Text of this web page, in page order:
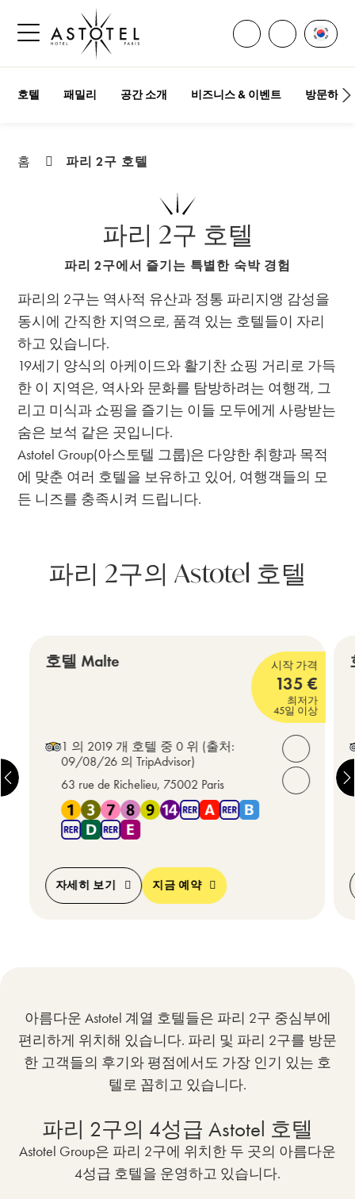
사이드바 메뉴 열기
모든 연락처 열기
전화주세요
언어
호텔 패밀리 공간 소개 비즈니스 & 이벤트 방문하기
홈 파리 2구 호텔
파리 2구 호텔
파리 2구에서 즐기는 특별한 숙박 경험
파리의 2구는 역사적 유산과 정통 파리지앵 감성을
동시에 간직한 지역으로, 품격 있는 호텔들이 자리
하고 있습니다.
19세기 양식의 아케이드와 활기찬 쇼핑 거리로 가득
한 이 지역은, 역사와 문화를 탐방하려는 여행객, 그
리고 미식과 쇼핑을 즐기는 이들 모두에게 사랑받는
숨은 보석 같은 곳입니다.
Astotel Group(아스토텔 그룹)은 다양한 취향과 목적
에 맞춘 여러 호텔을 보유하고 있어, 여행객들의 모
든 니즈를 충족시켜 드립니다.
파리 2구의 Astotel 호텔
호텔 Malte 시작 가격
135 €
최저가
45일 이상
1 의 2019 개 호텔 중 0 위 (출처:
09/08/26 의 TripAdvisor)
63 rue de Richelieu, 75002 Paris
지하철 1 , 지하철 3 , 지하철 7 , 지하철 8 , 지하철 9 , 지
연락처 열
전화해
자세히 보기 지금 예약
아름다운 Astotel 계열 호텔들은 파리 2구 중심부에
편리하게 위치해 있습니다. 파리 및 파리 2구를 방문
한 고객들의 후기와 평점에서도 가장 인기 있는 호
텔로 꼽히고 있습니다.
파리 2구의 4성급 Astotel 호텔
Astotel Group은 파리 2구에 위치한 두 곳의 아름다운
4성급 호텔을 운영하고 있습니다.